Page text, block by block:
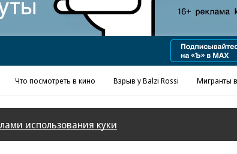
Что посмотреть в кино Взрыв у Balzi Rossi Мигранты
использования куки